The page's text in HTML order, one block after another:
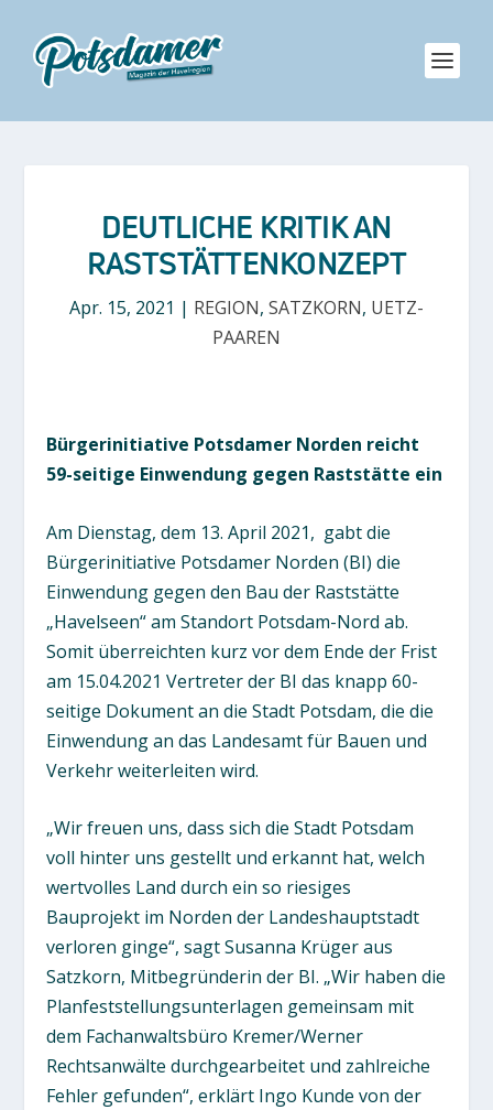
DEUTLICHE KRITIK AN
RASTSTÄTTENKONZEPT
Apr. 15, 2021 | REGION, SATZKORN, UETZ-
PAAREN
Bürgerinitiative Potsdamer Norden reicht
59-seitige Einwendung gegen Raststätte ein
Am Dienstag, dem 13. April 2021, gabt die
Bürgerinitiative Potsdamer Norden (BI) die
Einwendung gegen den Bau der Raststätte
„Havelseen“ am Standort Potsdam-Nord ab.
Somit überreichten kurz vor dem Ende der Frist
am 15.04.2021 Vertreter der BI das knapp 60-
seitige Dokument an die Stadt Potsdam, die die
Einwendung an das Landesamt für Bauen und
Verkehr weiterleiten wird.
„Wir freuen uns, dass sich die Stadt Potsdam
voll hinter uns gestellt und erkannt hat, welch
wertvolles Land durch ein so riesiges
Bauprojekt im Norden der Landeshauptstadt
verloren ginge“, sagt Susanna Krüger aus
Satzkorn, Mitbegründerin der BI. „Wir haben die
Planfeststellungsunterlagen gemeinsam mit
dem Fachanwaltsbüro Kremer/Werner
Rechtsanwälte durchgearbeitet und zahlreiche
Fehler gefunden“, erklärt Ingo Kunde von der